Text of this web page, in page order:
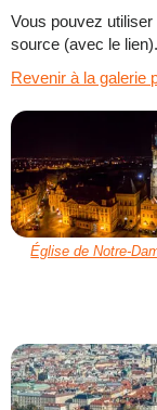
Vous pouvez
source (avec le lien).
Revenir à la galerie
Église de Notre-